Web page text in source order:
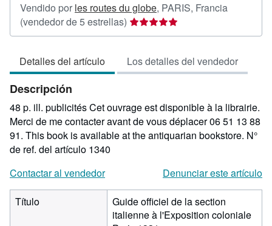
Vendido por les routes du globe, PARIS, Francia
(vendedor de 5 estrellas) Calificación
del
5
de
estrellas
Detalles del artículo Los detalles del vendedor
Descripción
48 p. ill. publicités Cet ouvrage est disponible à la librairie.
Merci de me contacter avant de vous déplacer 06 51 13 88
91. This book is available at the antiquarian bookstore. N°
de ref. del artículo 1340
Contactar al vendedor
Denunciar este artículo
Título
Guide officiel de la section
italienne à l'Exposition coloniale